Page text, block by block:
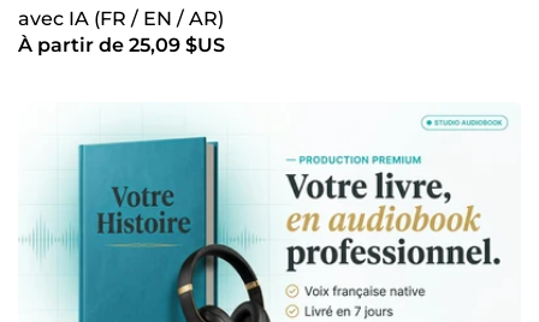
avec IA (FR / EN / AR)
À partir de 25,09 $US